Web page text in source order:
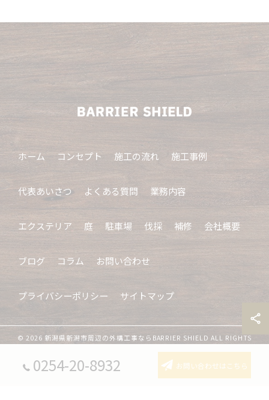
0254-20-8932 お問い合わせはこちら
ホーム コンセプト 施工の流れ 施工事例
代表あいさつ よくある質問 業務内容
エクステリア 庭 駐車場 伐採 補修 会社概要
ブログ コラム お問い合わせ
プライバシーポリシー サイトマップ
© 2026 新潟県新潟市周辺の外構工事ならBARRIER SHIELD ALL RIGHTS